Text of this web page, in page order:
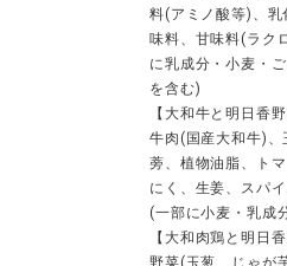
料(アミノ酸等)、乳
味料、甘味料(ラク
に乳成分・小麦・
を含む)
【大和牛と明日香
牛肉(国産大和牛)、
蒡、植物油脂、ト
にく、生姜、スパ
(一部に小麦・乳成
【大和肉鶏と明日
野菜(玉葱、じゃが